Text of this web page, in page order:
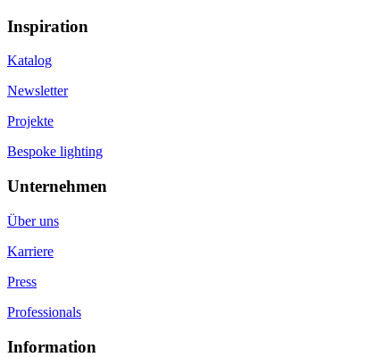
Inspiration
Katalog
Newsletter
Projekte
Bespoke lighting
Unternehmen
Über uns
Karriere
Press
Professionals
Information